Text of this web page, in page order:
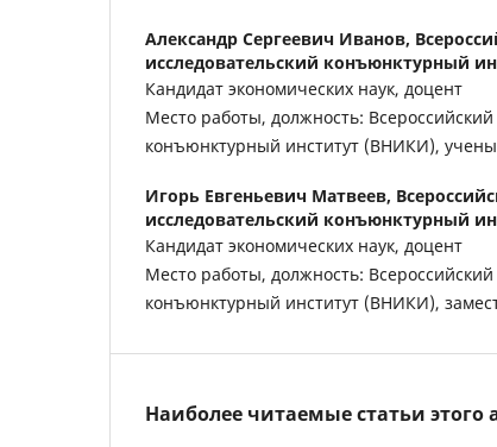
Александр Сергеевич Иванов,
исследовательский конъюнктурный
Кандидат экономических наук, доцент
Место работы, должность:
конъюнктурный институт (ВНИКИ),
Игорь Евгеньевич Матвеев,
исследовательский конъюнктурный
Кандидат экономических наук, доцент
Место работы, должность:
конъюнктурный институт (ВНИКИ),
Наиболее читаемые статьи этого